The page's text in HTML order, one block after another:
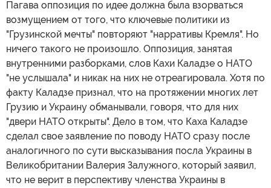
Пагава оппозиция по идее должна была взорваться
возмущением от того, что ключевые политики из
"Грузинской мечты" повторяют "нарративы Кремля". Но
ничего такого не произошло. Оппозиция, занятая
внутренними разборками, слов Кахи Каладзе о НАТО
"не услышала" и никак на них не отреагировала. Хотя по
факту Каладзе признал, что на протяжении многих лет
Грузию и Украину обманывали, говоря, что для них
"двери НАТО открыты". Дело в том, что Каха Каладзе
сделал свое заявление по поводу НАТО сразу после
аналогичного по сути высказывания посла Украины в
Великобритании Валерия Залужного, который заявил,
что не верит в перспективу членства Украины в